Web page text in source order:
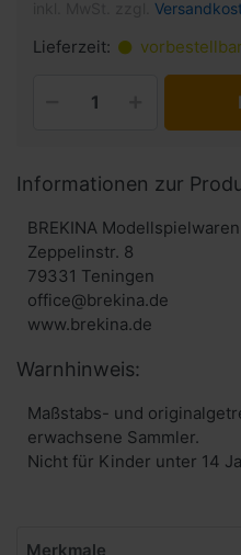
Lieferzeit: vorbestellbar
Informationen zur
BREKINA
Zeppelinstr. 8
79331 Teningen
office@brekina.de
www.brekina.de
Warnhinweis:
Maßstabs- und
erwachsene Sammler.
Nicht für Kinder unter 14
Merkmale